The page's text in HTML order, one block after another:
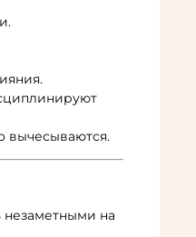
вычесываются.
незаметными на